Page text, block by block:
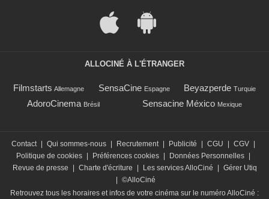
ALLOCINÉ À L'ÉTRANGER
Filmstarts Allemagne SensaCine Espagne Beyazperde Turquie
AdoroCinema Brésil Sensacine México Mexique
Contact Qui sommes-nous Recrutement Publicité CGU CGV
Politique de cookies
Préférences cookies Données Personnelles
Revue de presse
Charte d'écriture Les services AlloCiné
Gérer Utiq
©AlloCiné
Retrouvez tous les horaires et infos de votre cinéma sur le numéro AlloCiné :